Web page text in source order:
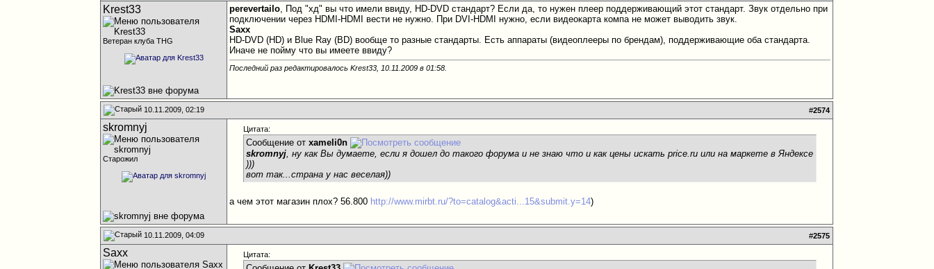
Krest33
Ветеран клуба THG
perevertailo, Под "хд" вы что имели ввиду, HD-DVD стандарт? Если да, то нужен плеер поддерживающий этот стандарт. Звук отдельно при
подключении через HDMI-HDMI вести не нужно. При DVI-HDMI нужно, если видеокарта компа не может выводить звук.
Saxx
HD-DVD (HD) и Blue Ray (ВD) вообще то разные стандарты. Есть аппараты (видеоплееры по брендам), поддерживающие оба стандарта.
Иначе не пойму что вы имеете ввиду?
Последний раз редактировалось Krest33, 10.11.2009 в01:58
10.11.2009, 02:19 #2574
skromnyj
Старожил
Цитата:
Сообщение отxameli0n
skromnyj, ну как Вы думаете, если я дошел до такого форума и не знаю что и как цены искать price.ru или на маркете в Яндексе
)))
вот так...страна у нас веселая))
а чем этот магазин плох? 56.800 http://www.mirbt.ru/?to=catalog&acti...15&submit.y=14)
10.11.2009, 04:09 #2575
Saxx Цитата: